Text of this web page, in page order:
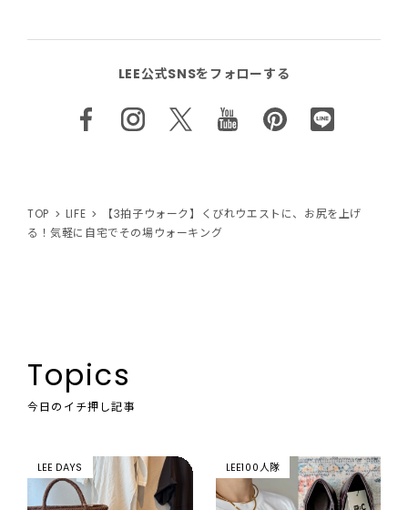
LEE公式SNSをフォローする
TOP LIFE
【3拍子ウォーク】くびれウエストに、お尻を上げ
る！気軽に自宅でその場ウォーキング
Topics
今日のイチ押し記事
LEE DAYS LEE100人隊